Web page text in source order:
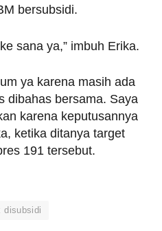
bersubsidi.
sana ya,” imbuh Erika.
ya karena masih ada
dibahas bersama. Saya
karena keputusannya
ketika ditanya target
191 tersebut.
disubsidi